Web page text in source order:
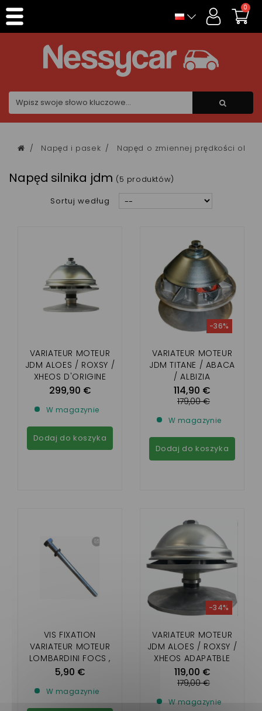
0
Napęd i pasek Napęd o zmiennej prędkości
Napęd silnika jdm (5 produktów)
Sortuj według
VARIATEUR MOTEUR
JDM ALOES / ROXSY /
XHEOS D'ORIGINE
299,90 €
W magazynie
Dodaj do koszyka
VARIATEUR MOTEUR
JDM TITANE / ABACA
/ ALBIZIA
114,90 €
-36%
179,00 €
W magazynie
Dodaj do koszyka
VIS FIXATION
VARIATEUR MOTEUR
LOMBARDINI FOCS ,
PROGRESS ET
5,90 €
W magazynie
VARIATEUR MOTEUR
JDM ALOES / ROXSY /
XHEOS ADAPATBLE
119,00 €
-34%
179,00 €
W magazynie
Panel zarządzania plikami cookies